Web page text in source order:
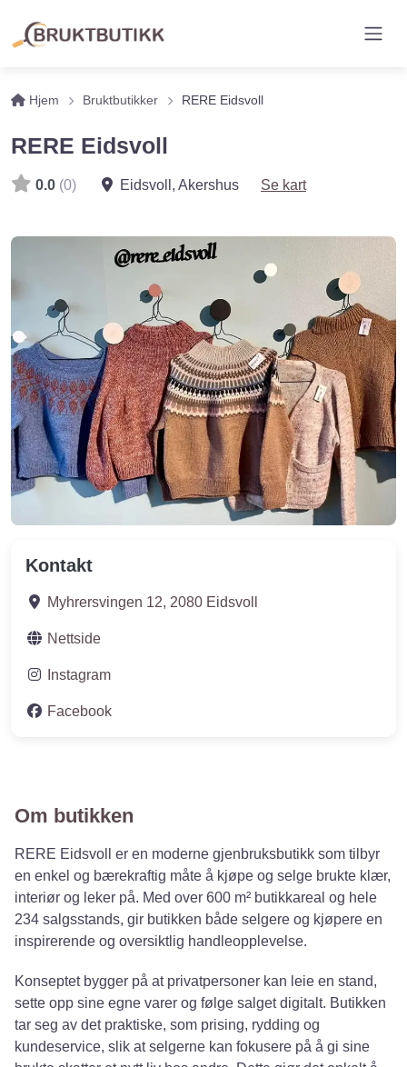
Hjem Bruktbutikker RERE Eidsvoll
RERE Eidsvoll
0.0 (0) Eidsvoll , Akershus Se kart
Kontakt
Myhrersvingen 12, 2080 Eidsvoll
Nettside
Instagram
Facebook
Om butikken
RERE Eidsvoll er en moderne gjenbruksbutikk som tilbyr
en enkel og bærekraftig måte å kjøpe og selge brukte klær,
interiør og leker på. Med over 600 m² butikkareal og hele
234 salgsstands, gir butikken både selgere og kjøpere en
inspirerende og oversiktlig handleopplevelse. ​
Konseptet bygger på at privatpersoner kan leie en stand,
sette opp sine egne varer og følge salget digitalt. Butikken
tar seg av det praktiske, som prising, rydding og
kundeservice, slik at selgerne kan fokusere på å gi sine